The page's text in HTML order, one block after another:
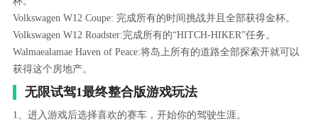
Volkswagen W12 Coupe: 完成所有的时间挑战并且全部获得金杯。
Volkswagen W12 Roadster:完成所有的“HITCH-HIKER”任务。
Walmaealamae Haven of Peace:将岛上所有的道路全部探索开就可以
获得这个房地产。
无限试驾1最终整合版游戏玩法
1、进入游戏后选择喜欢的赛车，开始你的驾驶生涯。